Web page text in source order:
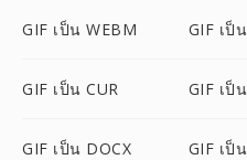
GIF เป็น WEBM GIF เป็
GIF เป็น CUR GIF เป็
GIF เป็น DOCX GIF เป็